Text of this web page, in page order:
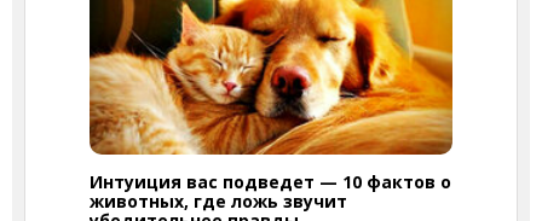
Интуиция вас подведет — 10 фактов о
животных, где ложь звучит